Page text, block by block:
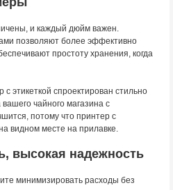
и каждый дюйм важен.
позволяют более эффективно
простоту хранения, когда
этикеткой спроектирован стильно
чайного магазина с
потому что принтер с
видном месте на прилавке.
высокая надежность
минимизировать расходы без